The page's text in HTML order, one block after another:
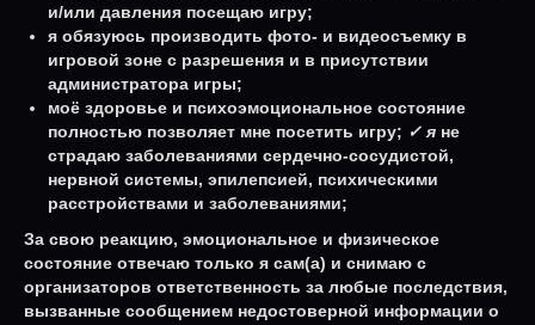
и/или давления посещаю игру;
я обязуюсь производить фото- и видеосъемку в
игровой зоне с разрешения и в присутствии
администратора игры;
моё здоровье и психоэмоциональное состояние
полностью позволяет мне посетить игру; ✓ я не
страдаю заболеваниями сердечно-сосудистой,
нервной системы, эпилепсией, психическими
расстройствами и заболеваниями;
За свою реакцию, эмоциональное и физическое
состояние отвечаю только я сам(а) и снимаю с
организаторов ответственность за любые последствия,
вызванные сообщением недостоверной информации о